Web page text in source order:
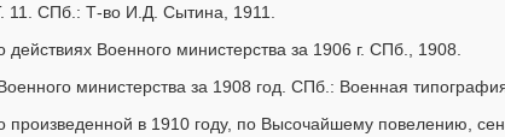
11. СПб.: Т-во И.Д. Сытина, 1911.
Военного министерства за 1906 г. СПб., 1908.
министерства за 1908 год. СПб.: Военная
произведенной в 1910 году, по Высочайшему повелению,